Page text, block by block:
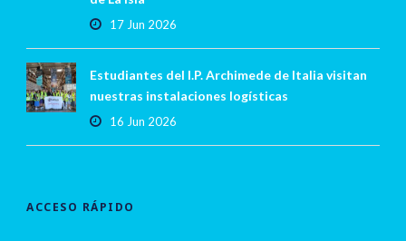
17 Jun 2026
Estudiantes del I.P. Archimede de Italia visitan
nuestras instalaciones logísticas
16 Jun 2026
ACCESO RÁPIDO